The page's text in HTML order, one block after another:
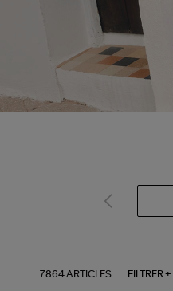
7864 ARTICLES FILTRER +